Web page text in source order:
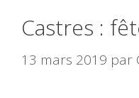
Castres :
13 mars 2019 par